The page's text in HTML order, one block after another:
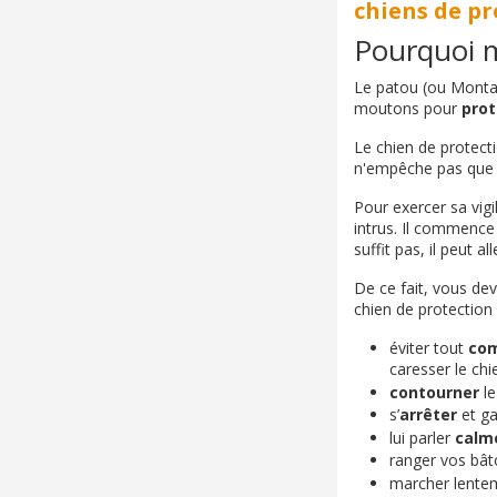
chiens de
Pourquoi
Le patou (ou
moutons pour
Le chien de
n'empêche pas
Pour exercer sa
intrus. Il
suffit pas, il peut
De ce fait, vous
chien de protection
éviter tout
caresser le
contourner
s’arrêter et
lui parler
ranger vos
marcher